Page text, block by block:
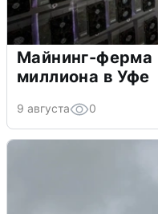
Майнинг-ферма
миллиона в Уфе
9 августа 0